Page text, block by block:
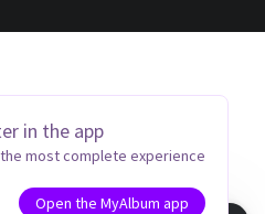
in the app
most complete experience
Open the MyAlbum app